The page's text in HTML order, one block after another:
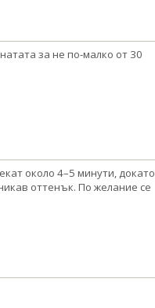
за не по-малко от 30
около 4–5 минути, докато
оттенък. По желание се